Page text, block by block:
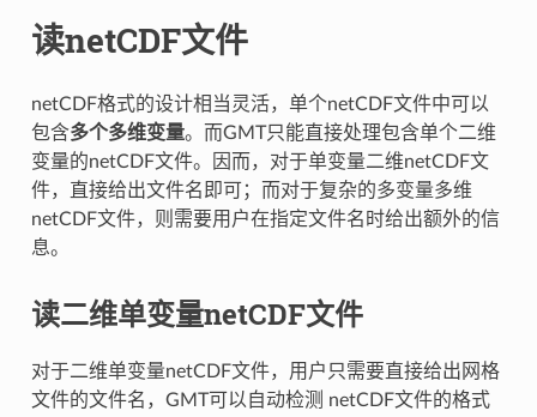
读netCDF文件
netCDF格式的设计相当灵活，单个netCDF文件中可以
包含多个多维变量。而GMT只能直接处理包含单个二维
变量的netCDF文件。因而，对于单变量二维netCDF文
件，直接给出文件名即可；而对于复杂的多变量多维
netCDF文件，则需要用户在指定文件名时给出额外的信
息。
读二维单变量netCDF文件
对于二维单变量netCDF文件，用户只需要直接给出网格
文件的文件名，GMT可以自动检测 netCDF文件的格式